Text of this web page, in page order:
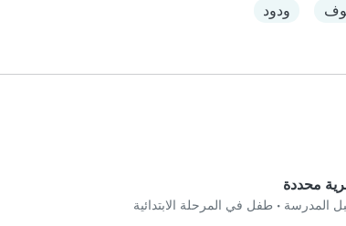
ودود
محددة
المدرسة • طفل في المرحلة الابتدائية